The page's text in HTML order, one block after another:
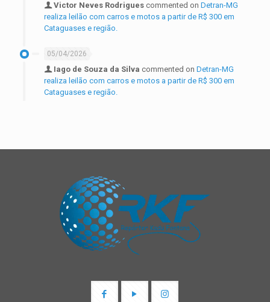
Victor Neves Rodrigues commented on Detran-MG
realiza leilão com carros e motos a partir de R$ 300 em
Cataguases e região.
05/04/2026
Iago de Souza da Silva commented on Detran-MG
realiza leilão com carros e motos a partir de R$ 300 em
Cataguases e região.